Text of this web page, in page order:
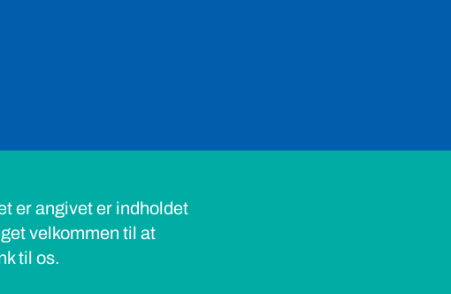
er angivet er indholdet
velkommen til at
til os.